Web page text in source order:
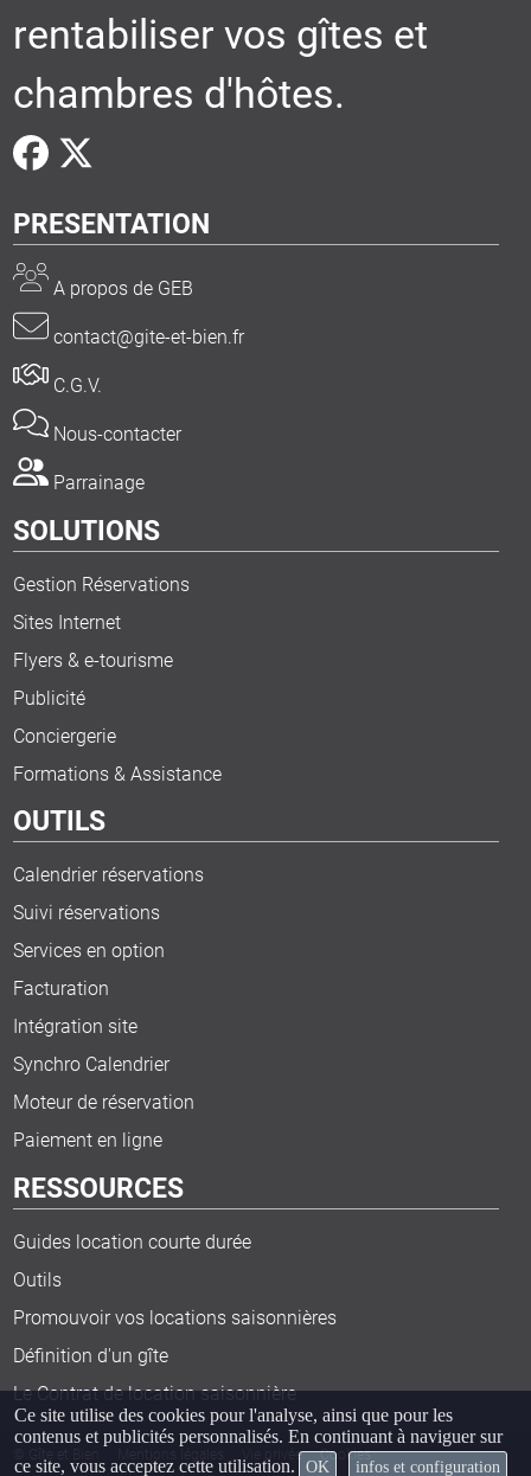
rentabiliser vos gîtes et
chambres d'hôtes.
PRESENTATION
A propos de GEB
contact@gite-et-bien.fr
C.G.V.
Nous-contacter
Parrainage
SOLUTIONS
Gestion Réservations
Sites Internet
Flyers & e-tourisme
Publicité
Conciergerie
Formations & Assistance
OUTILS
Calendrier réservations
Suivi réservations
Services en option
Facturation
Intégration site
Synchro Calendrier
Moteur de réservation
Paiement en ligne
RESSOURCES
Guides location courte durée
Outils
Promouvoir vos locations saisonnières
Définition d'un gîte
Le Contrat de location saisonnière
Vie privée Cookies
Ce site utilise des cookies pour l'analyse, ainsi que pour les
contenus et publicités personnalisés. En continuant à naviguer sur
ce site, vous acceptez cette utilisation.
OK infos et configuration